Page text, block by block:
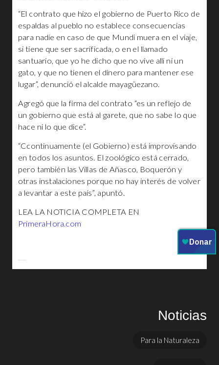
“El contrato que hizo el gobierno de Puerto Rico de
espaldas al pueblo no establece consecuencias
para nadie en caso de que Mundi muera en el viaje,
si tiene que ser sacrificada, o en el llamado
santuario, que yo he dicho que no vive allí ni un
gato, y que no tienen el dinero para mantener ese
lugar”, denunció el alcalde mayagüezano.
Agregó que la firma del contrato “es un reflejo de
un gobierno que está al garete, que no sabe lo que
hace ni lo que dice”.
“Ccontinuamente (el Gobierno) está improvisando
en todos los asuntos. El zoológico está cerrado,
pero también las Villas de Añasco, Boquerón y
otras instalaciones porque no hay interés de volver
a levantar a este país”, apuntó.
LEA LA NOTICIA COMPLETA EN
PrimeraHora.com
Noticias
Para la Naturaleza